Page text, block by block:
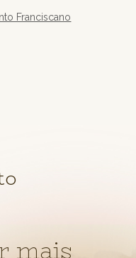
Franciscano